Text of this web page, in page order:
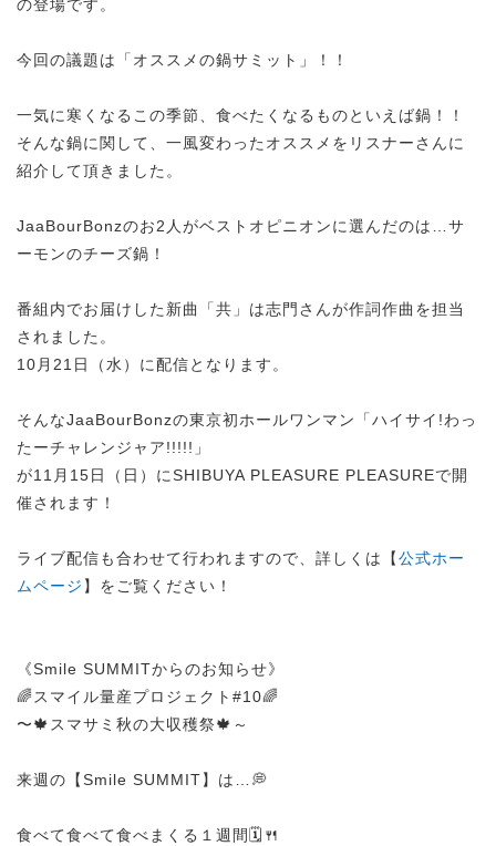
の登場です。
今回の議題は 「オススメの鍋サミット」！！
一気に寒くなるこの季節、食べたくなるものといえば鍋！！
そんな鍋に関して、一風変わったオススメをリスナーさんに
紹介して頂きました。
JaaBourBonzのお2人がベストオピニオンに選んだのは…サ
ーモンのチーズ鍋！
番組内でお届けした新曲「共」は志門さんが作詞作曲を担当
されました。
10月21日（水）に配信となります。
そんなJaaBourBonzの東京初ホールワンマン「ハイサイ!わっ
たーチャレンジャア!!!!!」
が11月15日（日）にSHIBUYA PLEASURE PLEASUREで開
催されます！
ライブ配信も合わせて行われますので、詳しくは【公式ホー
ムページ 】をご覧ください！
《Smile SUMMITからのお知らせ》
🌈スマイル量産プロジェクト#10🌈
〜🍁スマサミ秋の大収穫祭🍁～
来週の【Smile SUMMIT】は…💭
食べて食べて食べまくる１週間🗓️🍴